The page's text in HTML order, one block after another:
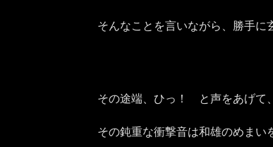
そんなことを言いながら、勝手に
その途端、ひっ！ と声をあげて
その鈍重な衝撃音は和雄のめまい